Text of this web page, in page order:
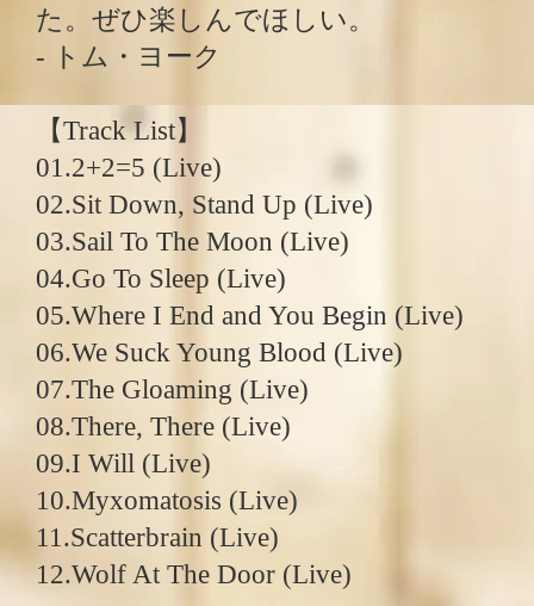
た。ぜひ楽しんでほしい。
- トム・ヨーク
【Track List】
01.2+2=5 (Live)
02.Sit Down, Stand Up (Live)
03.Sail To The Moon (Live)
04.Go To Sleep (Live)
05.Where I End and You Begin (Live)
06.We Suck Young Blood (Live)
07.The Gloaming (Live)
08.There, There (Live)
09.I Will (Live)
10.Myxomatosis (Live)
11.Scatterbrain (Live)
12.Wolf At The Door (Live)